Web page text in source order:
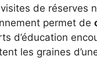
de réserves
permet de
d’éducation
les graines